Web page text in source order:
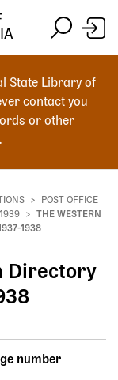
State Library of
contact you
or other
POST OFFICE
THE WESTERN
1938
Directory
number